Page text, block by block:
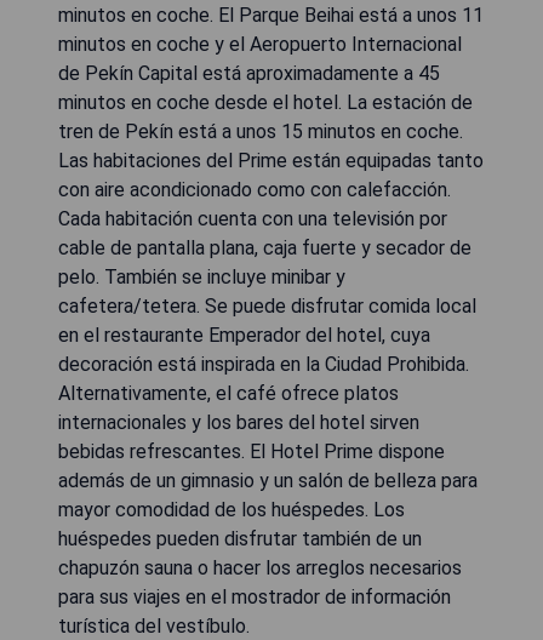
minutos en coche. El Parque Beihai está a unos 11
minutos en coche y el Aeropuerto Internacional
de Pekín Capital está aproximadamente a 45
minutos en coche desde el hotel. La estación de
tren de Pekín está a unos 15 minutos en coche.
Las habitaciones del Prime están equipadas tanto
con aire acondicionado como con calefacción.
Cada habitación cuenta con una televisión por
cable de pantalla plana, caja fuerte y secador de
pelo. También se incluye minibar y
cafetera/tetera. Se puede disfrutar comida local
en el restaurante Emperador del hotel, cuya
decoración está inspirada en la Ciudad Prohibida.
Alternativamente, el café ofrece platos
internacionales y los bares del hotel sirven
bebidas refrescantes. El Hotel Prime dispone
además de un gimnasio y un salón de belleza para
mayor comodidad de los huéspedes. Los
huéspedes pueden disfrutar también de un
chapuzón sauna o hacer los arreglos necesarios
para sus viajes en el mostrador de información
turística del vestíbulo.